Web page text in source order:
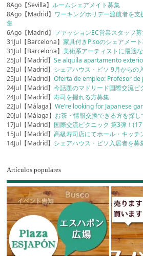
8Ago【Sevilla】ルームシェアメイト募集
8Ago【Madrid】 ワーキングホリデー渡航者を
集
6Ago【Madrid】 ファッションEC営業スタッフ
31Jul【Barcelona】家具付きPisoのシェアメー
31Jul【Barcelona】美術系アーティストに最適
25Jul【Madrid】Se alquila apartamento
25Jul【Madrid】 シェアハウス・ピソ 9月からの
25Jul【Madrid】Oferta de empleo: Profesor
24Jul【Madrid】今話題のマドリード国際交流
24Jul【Madrid】寿司を握れる方募集
22Jul【Málaga】We’re looking for Japanese
20Jul【Málaga】 お茶・情報交換できる方を探し
17Jul【Madrid】 国際交流ピクニック 第3弾！
15Jul【Madrid】高級寿司店にてホール・キッチ
14Jul【Madrid】 シェアハウス・ピソ入居者を募
Artículos populares